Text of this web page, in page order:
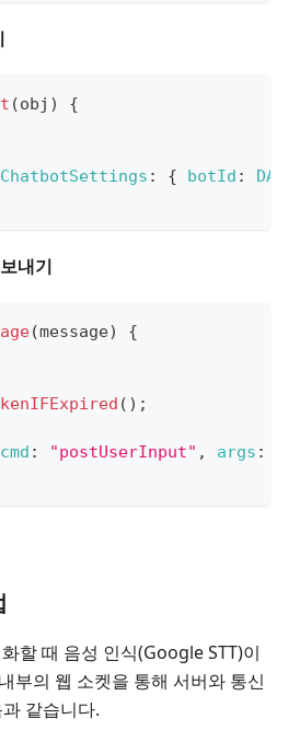
(obj )
{
ChatbotSettings : { botId :
내기
(message)
{
( ) ;
cmd : "postUserInput" , args :
할 때 음성 인식(Google STT)이
부의 웹 소켓을 통해 서버와 통신
같습니다.